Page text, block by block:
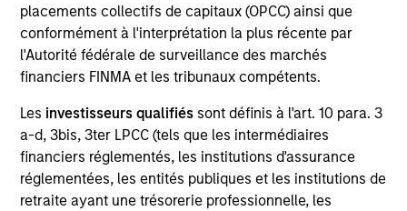
placements collectifs de capitaux (OPCC) ainsi que
conformément à l'interprétation la plus récente par
l'Autorité fédérale de surveillance des marchés
financiers FINMA et les tribunaux compétents.
Les investisseurs qualifiés sont définis à l'art. 10 para. 3
a-d, 3bis, 3ter LPCC (tels que les intermédiaires
financiers réglementés, les institutions d'assurance
réglementées, les entités publiques et les institutions de
retraite ayant une trésorerie professionnelle, les
YEARS OF INDUSTRY EXPERIENCE
10 Years
TEAM
Broad Markets Fixed Income Team